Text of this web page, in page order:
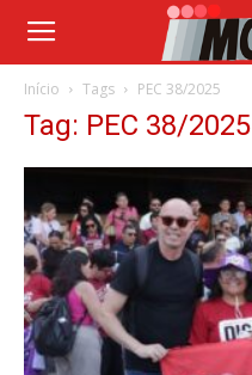
Início Tags PEC 38/2025
Tag: PEC 38/2025